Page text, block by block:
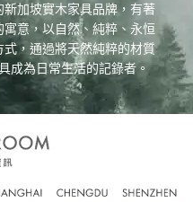
加坡實木家具品牌，有著
意，以自然、純粹、永恒
，通過將天然純粹的材質
成為日常生活的記錄者。